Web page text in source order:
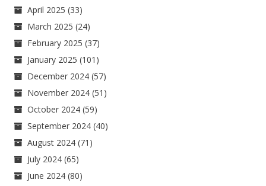
April 2025 (33)
March 2025 (24)
February 2025 (37)
January 2025 (101)
December 2024 (57)
November 2024 (51)
October 2024 (59)
September 2024 (40)
August 2024 (71)
July 2024 (65)
June 2024 (80)